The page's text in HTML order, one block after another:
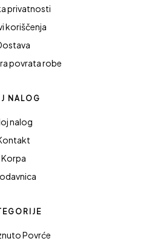
privatnosti
koriščenja
povrata robe
NALOG
nalog
Korpa
Povrće